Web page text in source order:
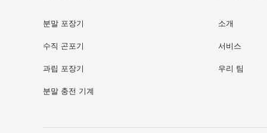
분말 포장기
수직 곤포기
과립 포장기
분말 충전 기계
소개
서비스
우리 팀